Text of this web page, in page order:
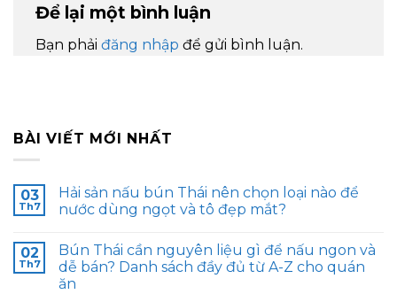
Để lại một bình luận
Bạn phải đăng nhập để gửi bình luận.
BÀI VIẾT MỚI NHẤT
03
Th7
Hải sản nấu bún Thái nên chọn loại nào để
nước dùng ngọt và tô đẹp mắt?
02
Th7
Bún Thái cần nguyên liệu gì để nấu ngon và
dễ bán? Danh sách đầy đủ từ A-Z cho quán
ăn